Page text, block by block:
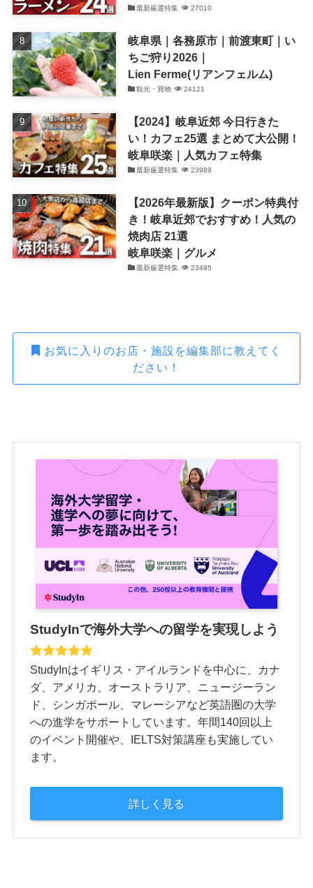
最新厳選特集 27010
岐阜県｜各務原市｜前渡東町｜い
ちご狩り2026｜
Lien Ferme(リアンフェルム)
観光・買物 24121
【2024】岐阜近郊 今日行きた
い！カフェ25選 まとめて大公開！
岐阜咲楽｜人気カフェ特集
最新厳選特集 23989
【2026年最新版】クーポン特典付
き！岐阜近郊でおすすめ！人気の
焼肉店 21選
岐阜咲楽｜グルメ
最新厳選特集 23495
お気に入りのお店・施設を編集部に教えてく
ださい！
StudyInで海外大学への留学を実現しよう
StudyInはイギリス・アイルランドを中心に、カナ
ダ、アメリカ、オーストラリア、ニュージーラン
ド、シンガポール、マレーシアなど英語圏の大学
への進学をサポートしています。年間140回以上
のイベント開催や、IELTS対策講座も実施してい
ます。
詳しく見る